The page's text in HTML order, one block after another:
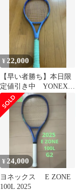
¥ 22,000
【早い者勝ち】本日限
定値引き中 YONEX
EZONE100TOUR G2
¥ 24,000
ヨネックス E ZONE
100L 2025